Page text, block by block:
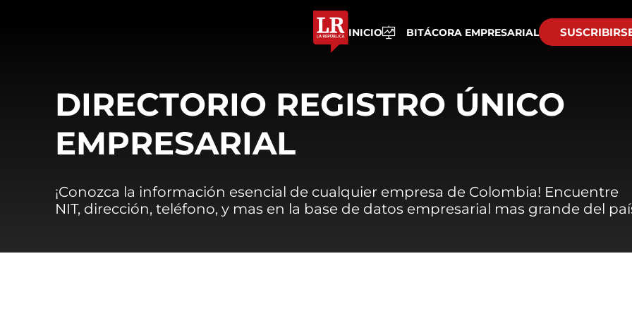
INICIO BITÁCORA EMPRESARIAL
DIRECTORIO REGISTRO ÚNICO
EMPRESARIAL
¡Conozca la información esencial de cualquier empresa de Colombia! Encuentre
NIT, dirección, teléfono, y mas en la base de datos empresarial mas grande del